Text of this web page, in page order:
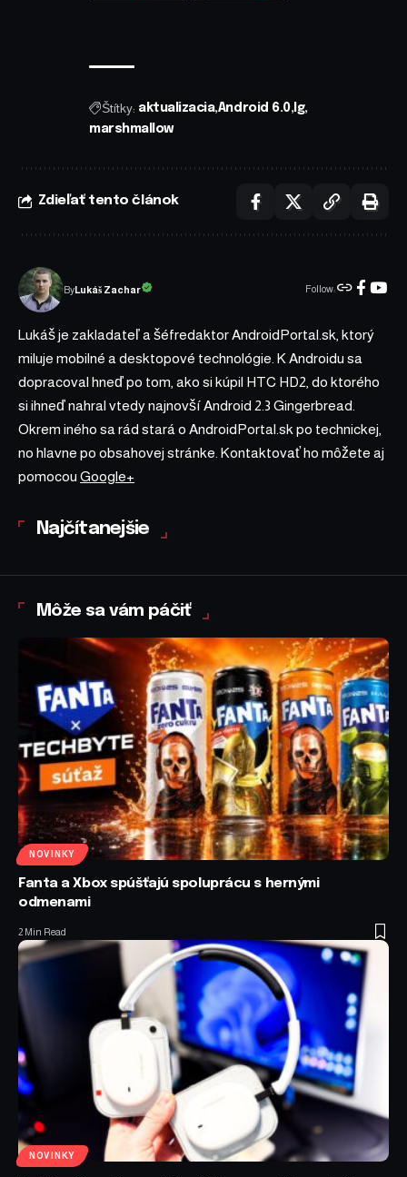
Štítky: aktualizacia Android 6.0 lg
marshmallow
Zdieľať tento článok
ByLukáš Zachar Follow:
Lukáš je zakladateľ a šéfredaktor AndroidPortal.sk, ktorý
miluje mobilné a desktopové technológie. K Androidu sa
dopracoval hneď po tom, ako si kúpil HTC HD2, do ktorého
si ihneď nahral vtedy najnovší Android 2.3 Gingerbread.
Okrem iného sa rád stará o AndroidPortal.sk po technickej,
no hlavne po obsahovej stránke. Kontaktovať ho môžete aj
pomocou Google+
Najčítanejšie
Môže sa vám páčiť
NOVINKY
Fanta a Xbox spúšťajú spoluprácu s hernými
odmenami
2 Min Read
NOVINKY